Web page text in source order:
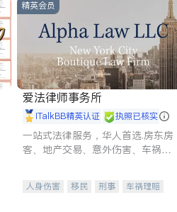
精英会员
爱法律师事务所
iTalkBB精英认证 执照已核实
一站式法律服务，华人首选.房东房
客、地产交易、意外伤害、车祸重
人身伤害 移民 刑事
车祸理赔